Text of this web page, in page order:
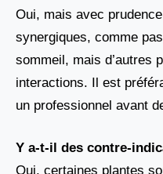
Oui, mais avec
synergiques, comme
sommeil, mais d’autres
interactions. Il est
un professionnel avant
Y a-t-il des contre-
Oui, certaines plantes